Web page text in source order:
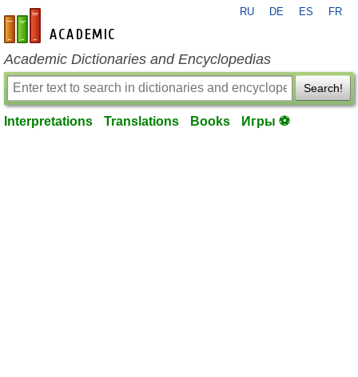
en-academic.com
RU DE ES FR
Academic Dictionaries and Encyclopedias
Search!
Interpretations Translations Books Игры ⚽